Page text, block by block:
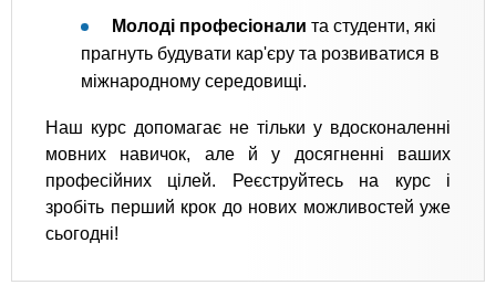
Молоді професіонали та студенти, які
прагнуть будувати кар'єру та розвиватися в
міжнародному середовищі.
Наш курс допомагає не тільки у вдосконаленні
мовних навичок, але й у досягненні ваших
професійних цілей. Реєструйтесь на курс і
зробіть перший крок до нових можливостей уже
сьогодні!